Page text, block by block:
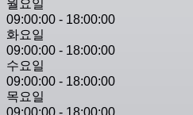
월요일
09:00:00 - 18:00:00
화요일
09:00:00 - 18:00:00
수요일
09:00:00 - 18:00:00
목요일